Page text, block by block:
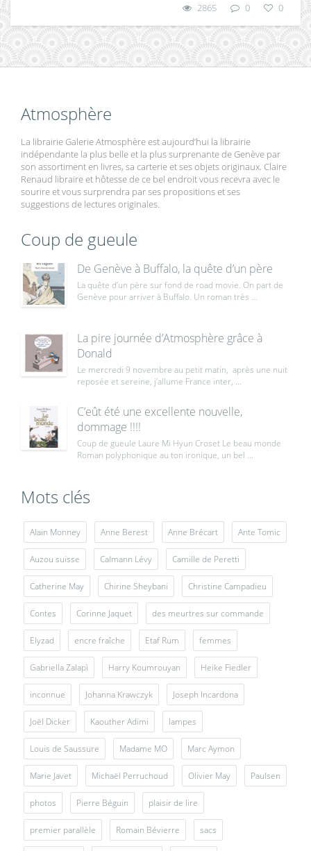
2865 0 0
Atmosphère
La librairie Galerie Atmosphère est aujourd’hui la librairie
indépendante la plus belle et la plus surprenante de Genève par
son assortiment en livres, sa carterie et ses objets originaux. Claire
Renaud libraire et hôtesse de ce bel endroit vous recevra avec le
sourire et vous surprendra par ses propositions et ses
suggestions de lectures originales.
Coup de gueule
De Genève à Buffalo, la quête d’un père
La quête d’un père sur fond de road movie. On part de
Genève pour arriver à Buffalo. Un roman très ...
La pire journée d’Atmosphère grâce à
Donald
Le mercredi 9 novembre au petit matin, après une nuit
reposée et sereine, j’allume France inter, ...
C’eût été une excellente nouvelle,
dommage !!!!
Coup de gueule Laure Mi Hyun Croset Le beau monde
Roman polyphonique au ton ironique, un bel ...
Mots clés
Alain Monney Anne Berest Anne Brécart Ante Tomic
Auzou suisse Calmann Lévy Camille de Peretti
Catherine May Chirine Sheybani Christine Campadieu
Contes Corinne Jaquet des meurtres sur commande
Elyzad encre fraîche Etaf Rum femmes
Gabriella Zalapì Harry Koumrouyan Heike Fiedler
inconnue Johanna Krawczyk Joseph Incardona
Joël Dicker Kaouther Adimi lampes
Louis de Saussure Madame MO Marc Aymon
Marie Javet Michaël Perruchoud Olivier May Paulsen
photos Pierre Béguin plaisir de lire
premier parallèle Romain Bévierre sacs